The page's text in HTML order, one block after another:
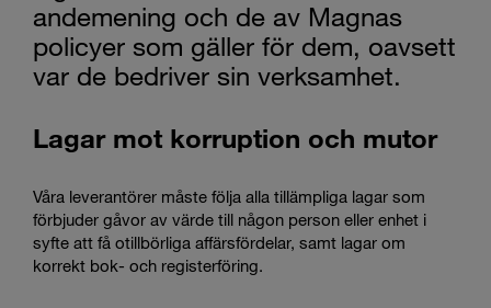
andemening och de av Magnas
policyer som gäller för dem, oavsett
var de bedriver sin verksamhet.
Lagar mot korruption och mutor
Våra leverantörer måste följa alla tillämpliga lagar som
förbjuder gåvor av värde till någon person eller enhet i
syfte att få otillbörliga affärsfördelar, samt lagar om
korrekt bok- och registerföring.